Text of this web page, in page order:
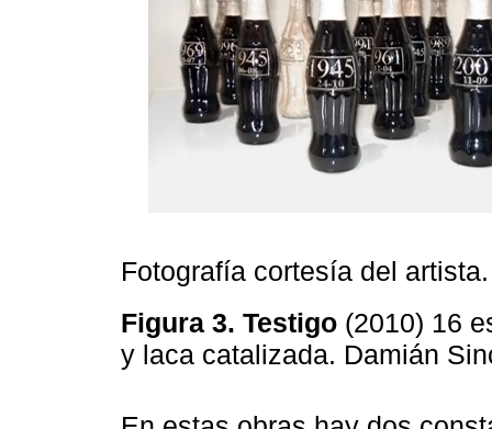
Fotografía cortesía del artista.
Figura 3. Testigo (2010) 16
y laca catalizada. Damián